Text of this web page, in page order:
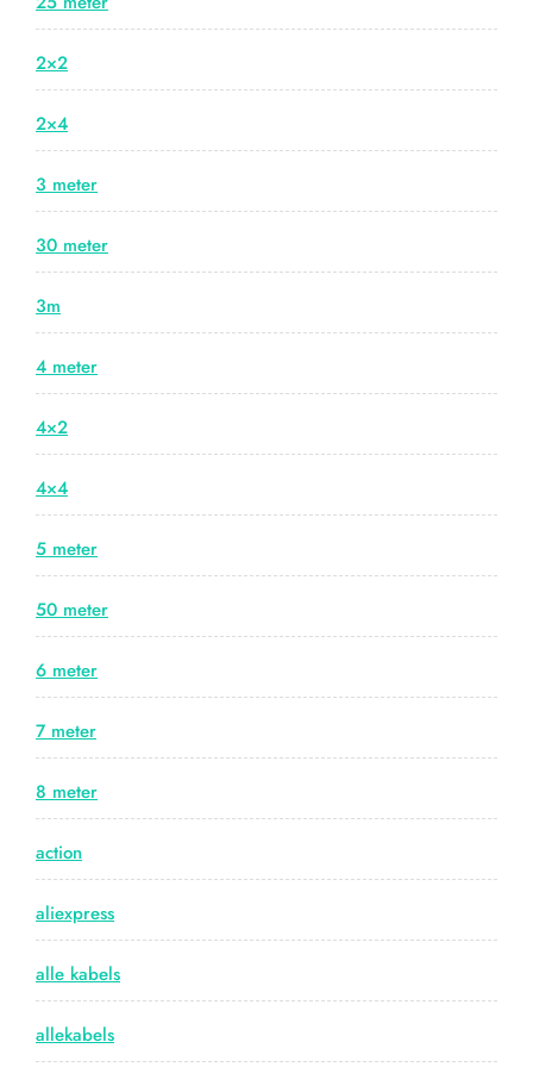
2×2
2×4
3 meter
30 meter
3m
4 meter
4×2
4×4
5 meter
50 meter
6 meter
7 meter
8 meter
action
aliexpress
alle kabels
allekabels